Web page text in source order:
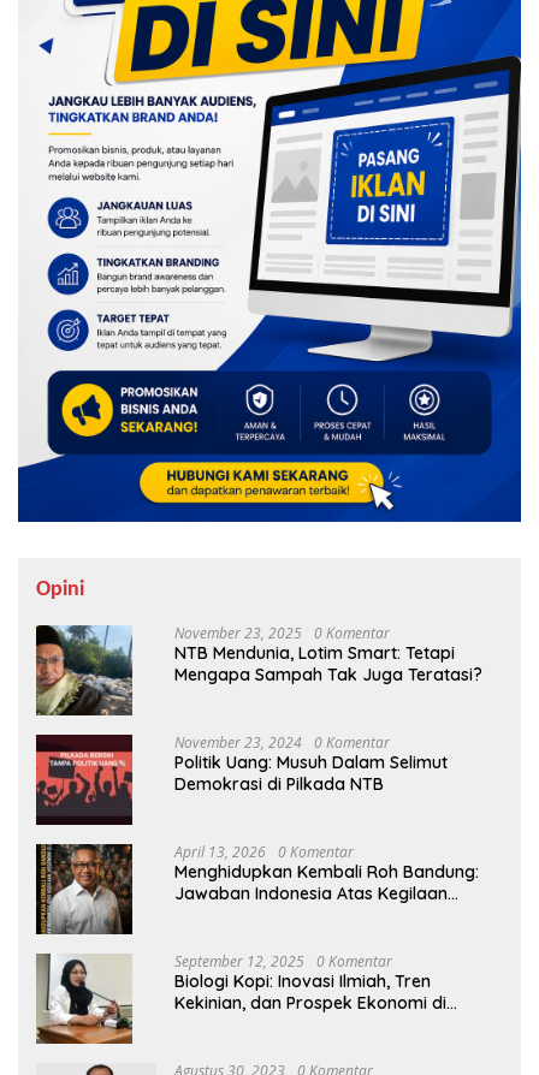
Opini
November 23, 2025 0 Komentar
NTB Mendunia, Lotim Smart: Tetapi
Mengapa Sampah Tak Juga Teratasi?
November 23, 2024 0 Komentar
Politik Uang: Musuh Dalam Selimut
Demokrasi di Pilkada NTB
April 13, 2026 0 Komentar
Menghidupkan Kembali Roh Bandung:
Jawaban Indonesia Atas Kegilaan
September 12, 2025 0 Komentar
Biologi Kopi: Inovasi Ilmiah, Tren
Kekinian, dan Prospek Ekonomi di